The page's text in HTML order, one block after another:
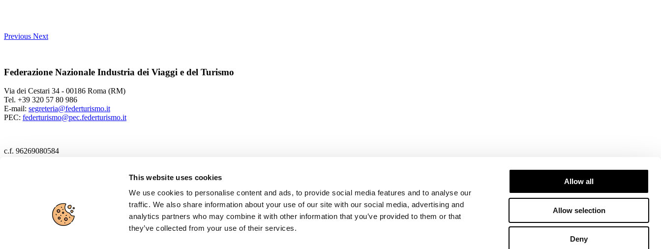
This website uses cookies
We use cookies to personalise content and ads, to provide social media features and to analyse our
traffic. We also share information about your use of our site with our social media, advertising and
analytics partners who may combine it with other information that you’ve provided to them or that
they’ve collected from your use of their services.
Allow all
Allow selection
Deny
Previous Next
Federazione Nazionale Industria dei Viaggi e del Turismo
Via dei Cestari 34 - 00186 Roma (RM)
Tel. +39 320 57 80 986
E-mail: segreteria@federturismo.it
PEC: federturismo@pec.federturismo.it
c.f. 96269080584
Privacy policy